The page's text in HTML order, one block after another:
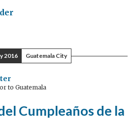
2016 Guatemala City
to Guatemala
Cumpleaños de la